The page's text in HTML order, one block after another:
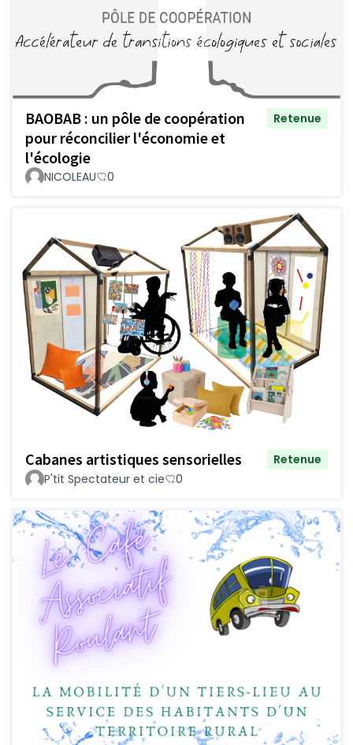
BAOBAB : un pôle de coopération
pour réconcilier l'économie et
l'écologie
Retenue
NICOLEAU 0
Cabanes artistiques sensorielles
Retenue
P'tit Spectateur et cie
0